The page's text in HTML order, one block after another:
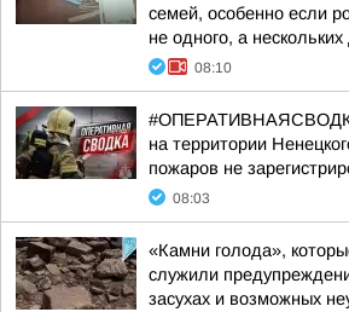
семей, особенно если
не одного, а нескольких
08:10
на территории
пожаров не
08:03
«Камни голода»,
служили
засухах и возможных